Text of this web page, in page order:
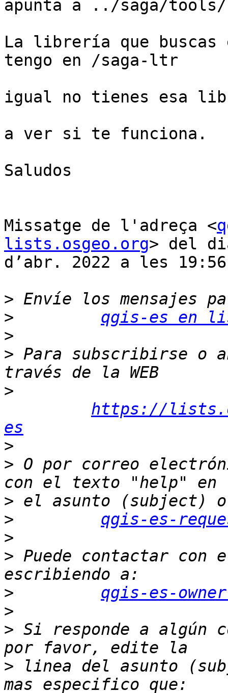
apunta a ../saga/tools/
La librería que
tengo en /saga-ltr
igual no tienes esa
a ver si te funciona.
Saludos
Missatge de l'adreça <
lists.osgeo.org> del
d’abr. 2022 a les
>
>
qgis-es en
>
> Para subscribirse o
>
https://
es
>
> O por correo
>
>
qgis-es-
>
> Puede contactar
>
qgis-es-
>
> Si responde a algún
> linea del asunto